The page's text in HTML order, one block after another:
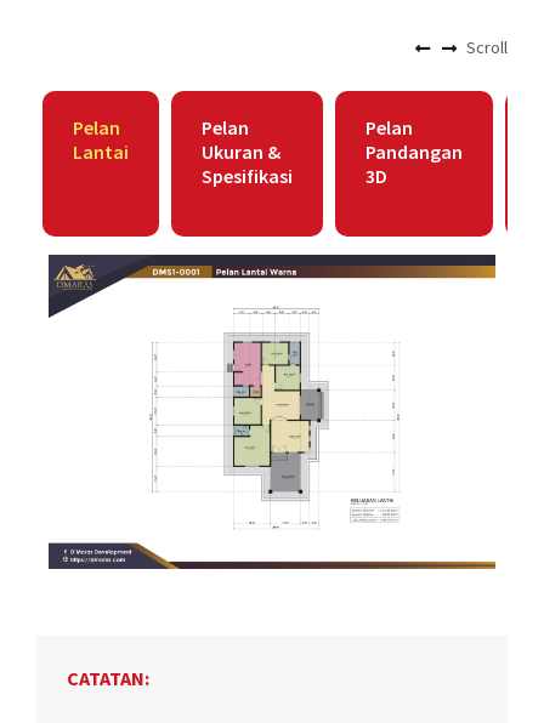
Scroll
Pelan
Lantai
Pelan
Ukuran &
Spesifikasi
Pelan
Pandangan
3D
CATATAN: